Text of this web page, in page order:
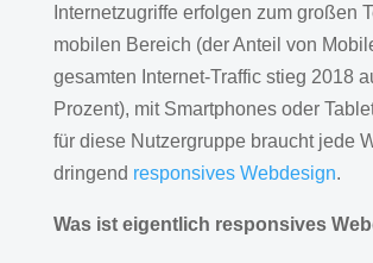
Internetzugriffe erfolgen zum großen
mobilen Bereich (der Anteil von
gesamten Internet-Traffic stieg 2018
Prozent), mit Smartphones oder
für diese Nutzergruppe braucht jede
dringend responsives Webdesign.
Was ist eigentlich responsives